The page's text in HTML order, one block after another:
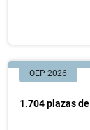
OEP 2026
1.704 plazas